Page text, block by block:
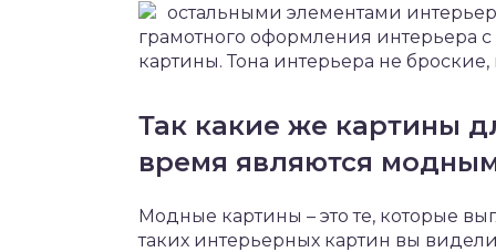
остальными элементами
грамотного оформления интерьера
картины. Тона интерьера не
Так какие же картины
время являются
Модные картины – это те, которые
таких интерьерных картин вы